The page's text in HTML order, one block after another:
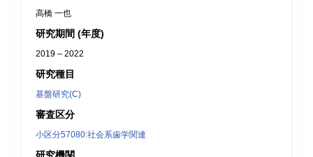
高橋 一也
研究期間 (年度)
2019 – 2022
研究種目
基盤研究(C)
審査区分
小区分57080:社会系歯学関連